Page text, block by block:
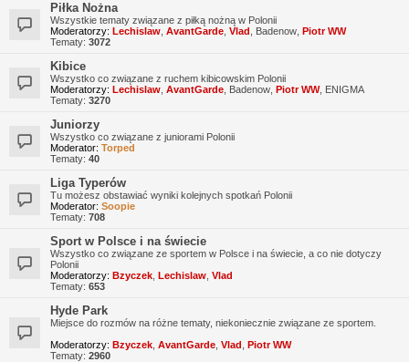
Piłka Nożna
Wszystkie tematy związane z piłką nożną w Polonii
Moderatorzy: Lechislaw AvantGarde Vlad Badenow Piotr WW
Tematy: 3072
Kibice
Wszystko co związane z ruchem kibicowskim Polonii
Moderatorzy: Lechislaw AvantGarde Badenow Piotr WW, ENIGMA
Tematy: 3270
Juniorzy
Wszystko co związane z juniorami Polonii
Moderator: Torped
Tematy: 40
Liga Typerów
Tu możesz obstawiać wyniki kolejnych spotkań Polonii
Moderator: Soopie
Tematy: 708
Sport w Polsce i na świecie
Wszystko co związane ze sportem w Polsce i na świecie, a co nie dotyczy
Polonii
Moderatorzy: Bzyczek Lechislaw Vlad
Tematy: 653
Hyde Park
Miejsce do rozmów na różne tematy, niekoniecznie związane ze sportem.
Moderatorzy: Bzyczek AvantGarde Vlad Piotr WW
Tematy: 2960